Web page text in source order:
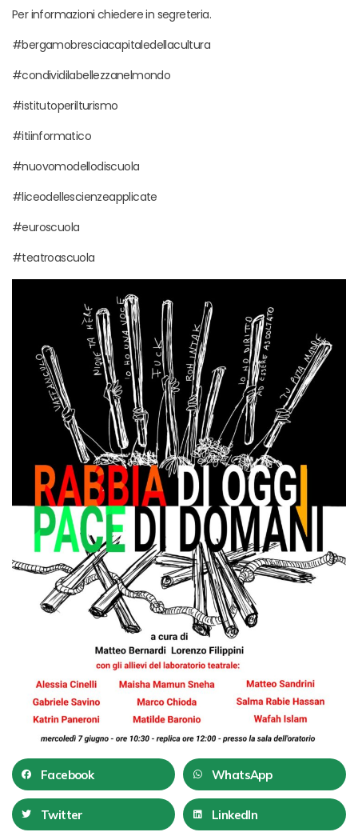
Per informazioni chiedere in segreteria.
#bergamobresciacapitaledellacultura
#condividilabellezzanelmondo
#istitutoperilturismo
#itiinformatico
#nuovomodellodiscuola
#liceodellescienzeapplicate
#euroscuola
#teatroascuola
Facebook WhatsApp
Twitter LinkedIn